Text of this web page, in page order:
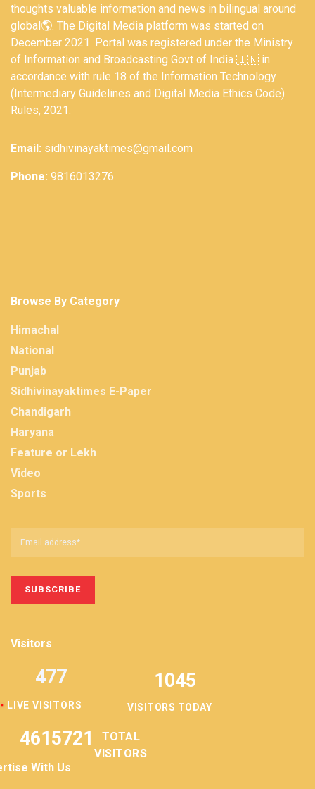
thoughts valuable information and news in bilingual around
global🌎. The Digital Media platform was started on
December 2021. Portal was registered under the Ministry
of Information and Broadcasting Govt of India 🇮🇳 in
accordance with rule 18 of the Information Technology
(Intermediary Guidelines and Digital Media Ethics Code)
Rules, 2021.
Email: sidhivinayaktimes@gmail.com
Phone: 9816013276
Browse By Category
Himachal
National
Punjab
Sidhivinayaktimes E-Paper
Chandigarh
Haryana
Feature or Lekh
Video
Sports
Visitors
LIVE VISITORS
477 1045
VISITORS TODAY
4615721
TOTAL
VISITORS
With Us